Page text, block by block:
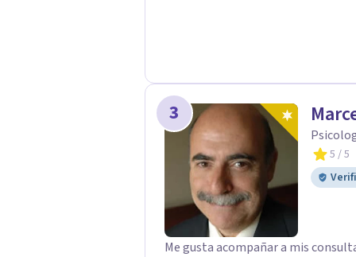
3
5 / 5
Me gusta acompañar a mis